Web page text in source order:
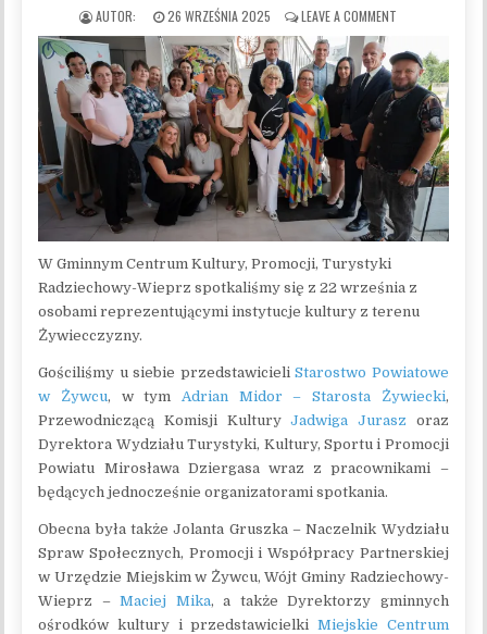
PUBLISHED DATE:
26 WRZEŚNIA 2025 LEAVE A COMMENT
W Gminnym Centrum Kultury, Promocji, Turystyki
Radziechowy-Wieprz spotkaliśmy się z 22 września z
osobami reprezentującymi instytucje kultury z terenu
Żywiecczyzny.
Gościliśmy u siebie przedstawicieliStarostwo Powiatowe
w Żywcu, w tym Adrian Midor – Starosta Żywiecki,
Przewodniczącą Komisji KulturyJadwiga Jurasz oraz
Dyrektora Wydziału Turystyki, Kultury, Sportu i Promocji
Powiatu Mirosława Dziergasa wraz z pracownikami –
będących jednocześnie organizatorami spotkania.
Obecna była także Jolanta Gruszka – Naczelnik Wydziału
Spraw Społecznych, Promocji i Współpracy Partnerskiej
w Urzędzie Miejskim w Żywcu, Wójt Gminy Radziechowy-
Wieprz –Maciej Mika, a także Dyrektorzy gminnych
ośrodków kultury i przedstawicielki Miejskie Centrum